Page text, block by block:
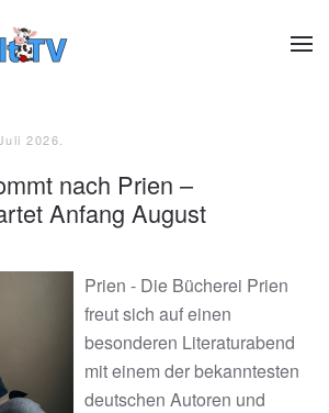
2026
nach Prien –
Anfang August
Prien - Die Bücherei Prien
freut sich auf einen
besonderen Literaturabend
mit einem der bekanntesten
deutschen Autoren und